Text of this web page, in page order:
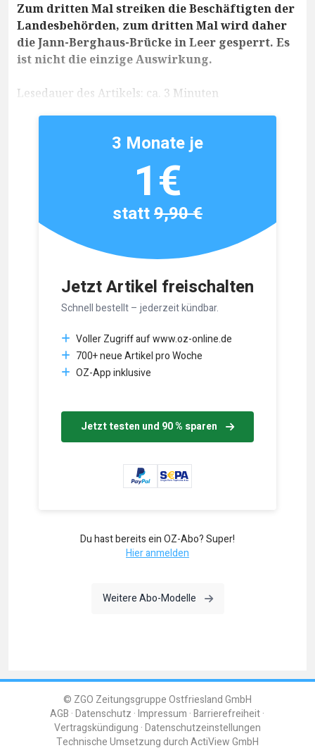
Zum dritten Mal streiken die Beschäftigten der
Landesbehörden, zum dritten Mal wird daher
die Jann-Berghaus-Brücke in Leer gesperrt. Es
ist nicht die einzige Auswirkung.
Lesedauer des Artikels: ca. 3 Minuten
Jetzt Artikel freischalten
Schnell bestellt – jederzeit kündbar.
Voller Zugriff auf www.oz-online.de
700+ neue Artikel pro Woche
OZ-App inklusive
Jetzt testen und 90 % sparen
3 Monate je
1€
statt9,90 €
Du hast bereits ein OZ-Abo? Super!
Hier anmelden
Weitere Abo-Modelle
© ZGO Zeitungsgruppe Ostfriesland GmbH
AGB Datenschutz Impressum Barrierefreiheit
Vertragskündigung Datenschutzeinstellungen
Technische Umsetzung durchActiView GmbH